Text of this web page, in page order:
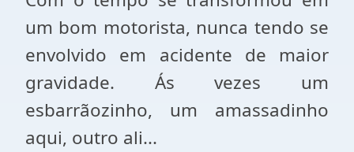
um bom motorista, nunca tendo se
envolvido em acidente de maior
gravidade. Ás vezes um
esbarrãozinho, um amassadinho
aqui, outro ali...